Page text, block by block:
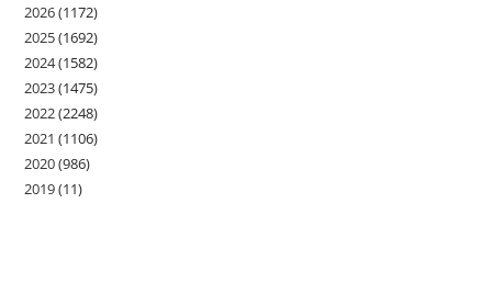
2026(1172)
2025(1692)
2024(1582)
2023(1475)
2022(2248)
2021 (1106)
2020(986)
2019(11)